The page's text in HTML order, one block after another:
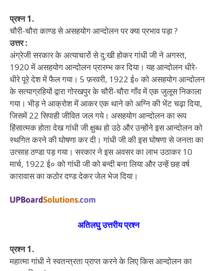
प्रश्न 1.
चौरी-चौरा काण्ड से असहयोग आन्दोलन पर क्या प्रभाव पड़ा ?
उत्तर :
अंग्रेजी सरकार के अत्याचारों से दु:खी होकर गांधी जी ने अगस्त,
1920 में असहयोग आन्दोलन प्रारम्भ कर दिया। यह आन्दोलन धीरे-
धीरे पूरे देश में फैल गया। 5 फ़रवरी, 1922 ई० को असहयोग आन्दोलन
के सत्याग्रहियों द्वारा गोरखपुर के चौरी-चौरा गाँव में एक जुलूस निकाला
गया। भीड़ ने आक्रोश में आकर एक थाने को अग्नि की भेंट चढ़ा दिया,
जिसमें 22 सिपाही जीवित जल गये। असहयोग आन्दोलन का रूप
हिंसात्मक होता देख गांधी जी क्षुब्ध हो उठे और उन्होंने इस आन्दोलन को
स्थगित करने की घोषणा कर दी। गांधी जी की इस घोषणा से जनता का
उत्साह ठण्डा पड़ गया। सरकार ने इस अवसर का लाभ उठाकर 10
मार्च, 1922 ई० को गांधी जी को बन्दी बना लिया और उन्हें छह वर्ष
कारावास का कठोर दण्ड देकर जेल भेज दिया।
अतिलघु उत्तरीय प्रश्न
प्रश्न 1.
महात्मा गांधी ने स्वतन्त्रता प्राप्त करने के लिए किस आन्दोलन का